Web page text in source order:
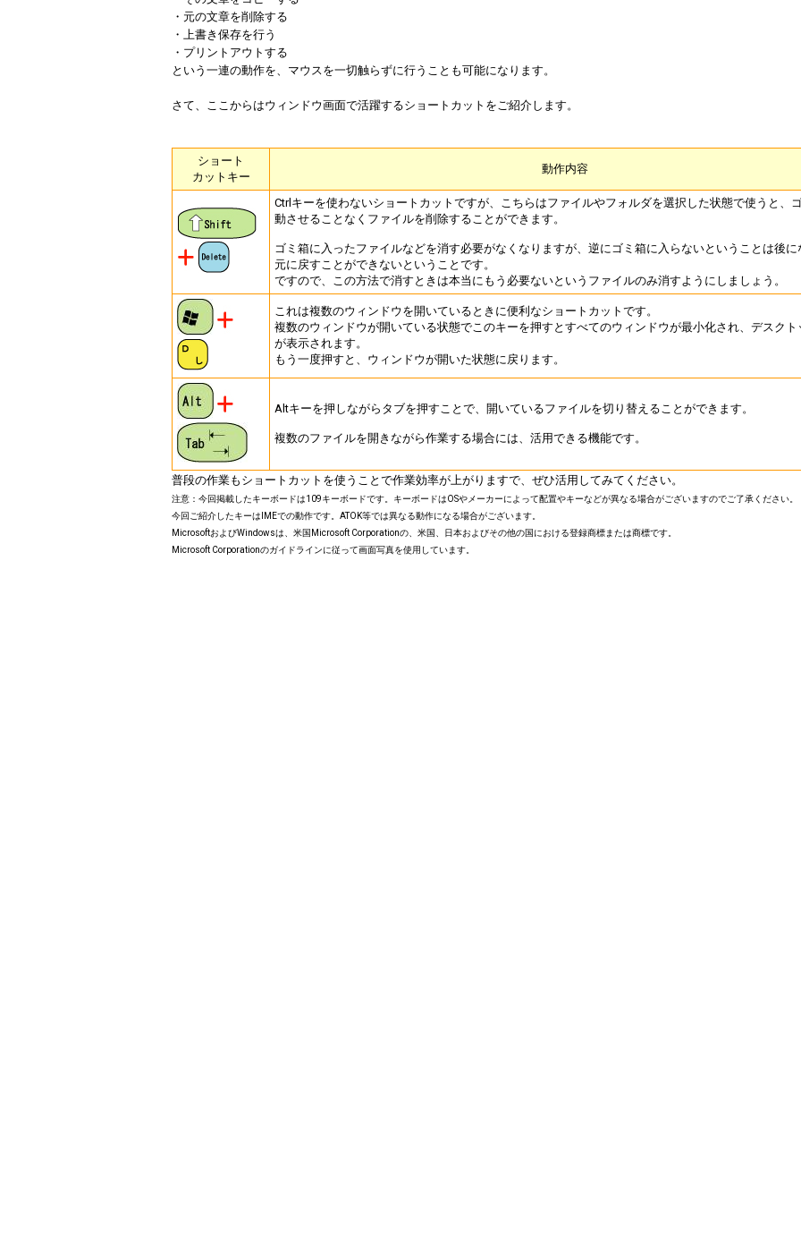
・元の文章を削除する
・上書き保存を行う
・プリントアウトする
という一連の動作を、マウスを一切触らずに行うことも可能になります。
さて、ここからはウィンドウ画面で活躍するショートカットをご紹介します。
ショート
カットキー
動作内容
Ctrlキーを使わないショートカットですが、こちらはファイルやフォルダを選択した状態で使うと、
動させることなくファイルを削除することができます。
ゴミ箱に入ったファイルなどを消す必要がなくなりますが、逆にゴミ箱に入らないということは後に
元に戻すことができないということです。
ですので、この方法で消すときは本当にもう必要ないというファイルのみ消すようにしましょう。
これは複数のウィンドウを開いているときに便利なショートカットです。
複数のウィンドウが開いている状態でこのキーを押すとすべてのウィンドウが最小化され、デスクト
が表示されます。
もう一度押すと、ウィンドウが開いた状態に戻ります。
Altキーを押しながらタブを押すことで、開いているファイルを切り替えることができます。
複数のファイルを開きながら作業する場合には、活用できる機能です。
普段の作業もショートカットを使うことで作業効率が上がりますで、ぜひ活用してみてください。
注意：今回掲載したキーボードは109キーボードです。キーボードはOSやメーカーによって配置やキーなどが異なる場合がございますのでご了承ください。
今回ご紹介したキーはIMEでの動作です。ATOK等では異なる動作になる場合がございます。
MicrosoftおよびWindowsは、米国Microsoft Corporationの、米国、日本およびその他の国における登録商標または商標です。
Microsoft Corporationのガイドラインに従って画面写真を使用しています。